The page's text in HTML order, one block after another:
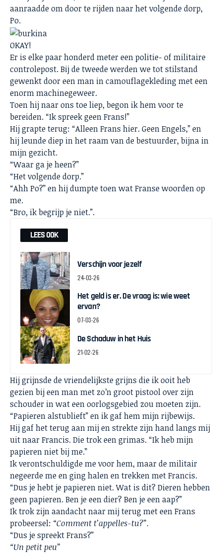
aanraadde om door te rijden naar het volgende dorp,
Po.
OKAY!
Er is elke paar honderd meter een politie- of militaire
controlepost. Bij de tweede werden we tot stilstand
gewenkt door een man in camouflagekleding met een
enorm machinegeweer.
Toen hij naar ons toe liep, begon ik hem voor te
bereiden. “Ik spreek geen Frans!”
Hij grapte terug: “Alleen Frans hier. Geen Engels,” en
hij leunde diep in het raam van de bestuurder, bijna in
mijn gezicht.
“Waar ga je heen?”
“Het volgende dorp.”
“Ahh Po?” en hij dumpte toen wat Franse woorden op
me.
“Bro, ik begrijp je niet.”.
LEES OOK
Verschijn voor jezelf
24-03-26
Het geld is er. De vraag is: wie weet
ervan?
07-03-26
De Schaduw in het Huis
21-02-26
Hij grijnsde de vriendelijkste grijns die ik ooit heb
gezien bij een man met zo’n groot pistool over zijn
schouder in wat een oorlogsgebied zou moeten zijn.
“Papieren alstublieft” en ik gaf hem mijn rijbewijs.
Hij gaf het terug aan mij en strekte zijn hand langs mij
uit naar Francis. Die trok een grimas. “Ik heb mijn
papieren niet bij me.”
Ik verontschuldigde me voor hem, maar de militair
negeerde me en ging halen en trekken met Francis.
“Dus je hebt je papieren niet. Wat is dit? Dieren hebben
geen papieren. Ben je een dier? Ben je een aap?”
Ik trok zijn aandacht naar mij terug met een Frans
probeersel: “Comment t’appelles-tu?”.
“Dus je spreekt Frans?”
“Un petit peu”